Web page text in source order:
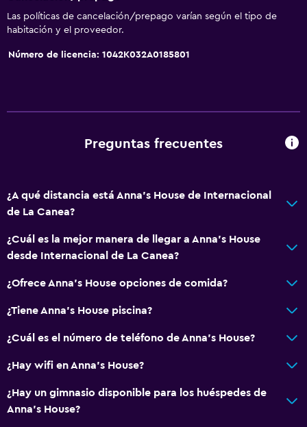
Las políticas de cancelación/prepago varían según el tipo de
habitación y el proveedor.
Número de licencia: 1042Κ032Α0185801
Preguntas frecuentes
¿A qué distancia está Anna's House de Internacional
de La Canea?
¿Cuál es la mejor manera de llegar a Anna's House
desde Internacional de La Canea?
¿Ofrece Anna's House opciones de comida?
¿Tiene Anna's House piscina?
¿Cuál es el número de teléfono de Anna's House?
¿Hay wifi en Anna's House?
¿Hay un gimnasio disponible para los huéspedes de
Anna's House?